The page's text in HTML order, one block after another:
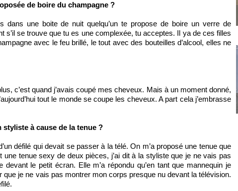
de boire du champagne ?
dans une boite de nuit quelqu’un te propose de boire un verre de
s’il se trouve que tu es une complexée, tu acceptes. Il ya de ces filles
avec le feu brillé, le tout avec des bouteilles d’alcool, elles ne
c’est quand j’avais coupé mes cheveux. Mais à un moment donné,
tout le monde se coupe les cheveux. A part cela j’embrasse
à cause de la tenue ?
défilé qui devait se passer à la télé. On m’a proposé une tenue que
une tenue sexy de deux pièces, j’ai dit à la styliste que je ne vais pas
devant le petit écran. Elle m’a répondu qu’en tant que mannequin je
que je ne vais pas montrer mon corps presque nu devant la télévision.